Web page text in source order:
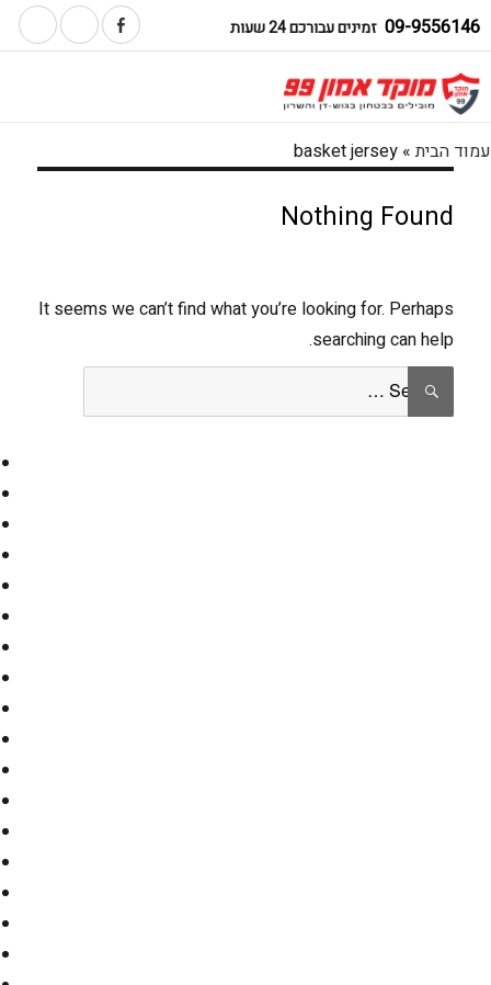
09-9556146 זמינים עבורכם 24 שעות
עמוד הבית»
basket jersey
Nothing Found
It seems we can’t find what you’re looking for. Perhaps
searching can help.
Search
for:
SEARCH